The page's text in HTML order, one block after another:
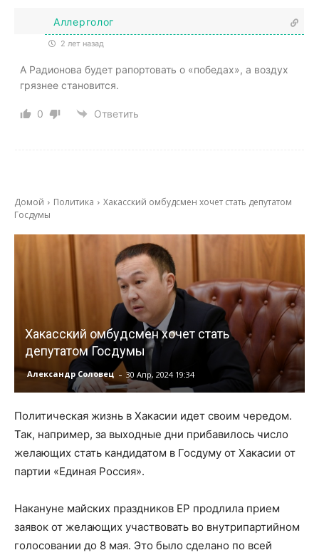
Аллерголог
2 лет назад
А Радионова будет рапортовать о «победах», а воздух
грязнее становится.
0 Ответить